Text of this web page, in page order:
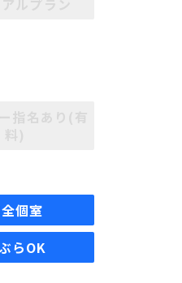
個室
らOK